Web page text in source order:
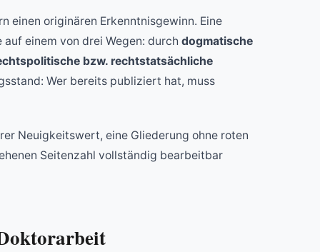
einen originären Erkenntnisgewinn. Eine
einem von drei Wegen: durch dogmatische
bzw. rechtstatsächliche
Wer bereits publiziert hat, muss
Neuigkeitswert, eine Gliederung ohne roten
Seitenzahl vollständig bearbeitbar